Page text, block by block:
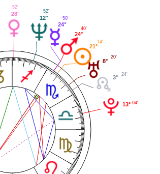
13° 04'
3° 24'
8°
20'
21°
14'
24°
40'
24°
50'
12°
52'
28°
52'